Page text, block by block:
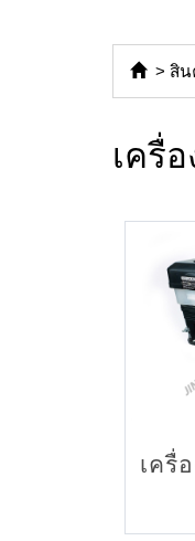
> สิน
เครื่
เครื่